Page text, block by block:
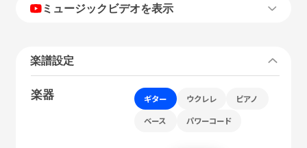
ミュージックビデオを表示
楽譜設定
楽器 ギター ウクレレ ピアノ
ベース パワーコード